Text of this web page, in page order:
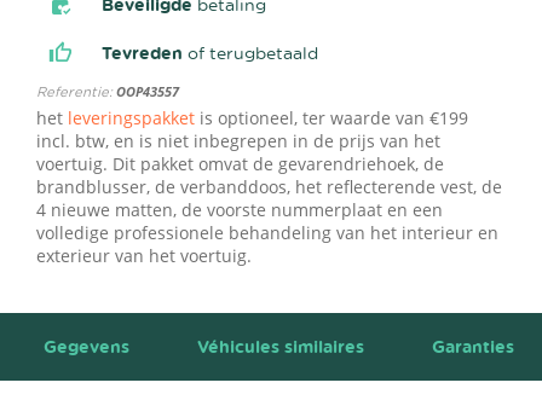
Tevreden of terugbetaald
Referentie: OOP43557
het leveringspakket is optioneel, ter waarde van €199
incl. btw, en is niet inbegrepen in de prijs van het
voertuig. Dit pakket omvat de gevarendriehoek, de
brandblusser, de verbanddoos, het reflecterende vest, de
4 nieuwe matten, de voorste nummerplaat en een
volledige professionele behandeling van het interieur en
exterieur van het voertuig.
Gegevens Véhicules similaires Garanties